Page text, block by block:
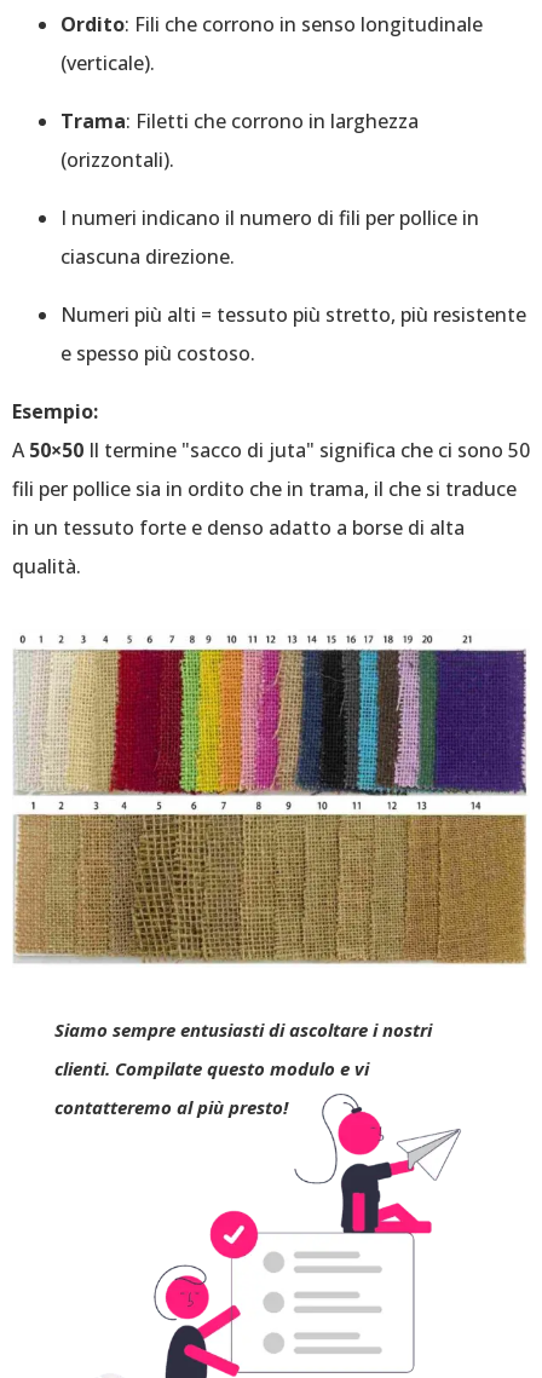
Ordito: Fili che corrono in senso longitudinale
(verticale).
Trama: Filetti che corrono in larghezza
(orizzontali).
I numeri indicano il numero di fili per pollice in
ciascuna direzione.
Numeri più alti = tessuto più stretto, più resistente
e spesso più costoso.
Esempio:
A50×50 Il termine "sacco di juta" significa che ci sono 50
fili per pollice sia in ordito che in trama, il che si traduce
in un tessuto forte e denso adatto a borse di alta
qualità.
Siamo sempre entusiasti di ascoltare i nostri
clienti. Compilate questo modulo e vi
contatteremo al più presto!